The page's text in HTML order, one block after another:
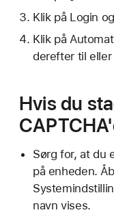
Klik på Login
Klik på
derefter til eller
Hvis du
Sørg for, at du
på enheden.
navn vises.